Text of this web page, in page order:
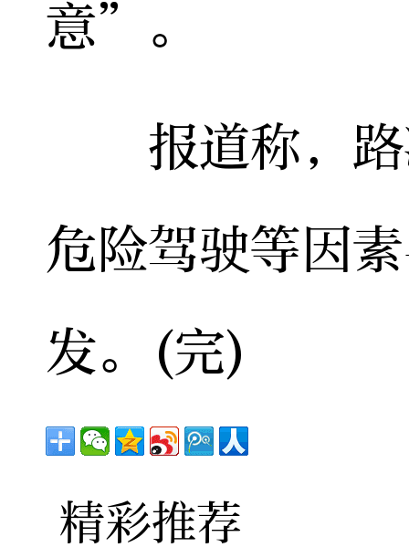
意”。
报道称，路
危险驾驶等因
发。(完)
精彩推荐